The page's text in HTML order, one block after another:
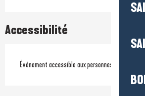
Accessibilité
Événement accessible aux personnes à mobilité